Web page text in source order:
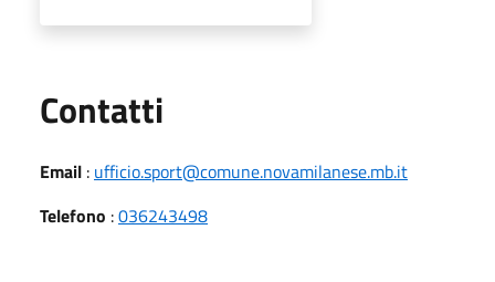
Contatti
Email : ufficio.sport@comune.novamilanese.mb.it
Telefono :036243498